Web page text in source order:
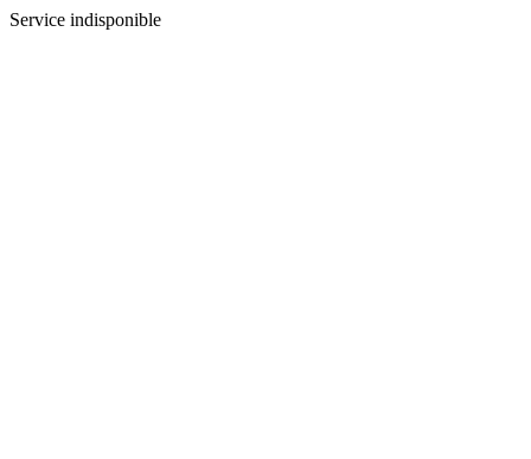
Service indisponible